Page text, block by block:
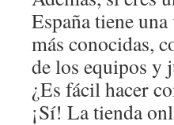
España tiene
más conocidas,
de los equipos y
¿Es fácil hacer
¡Sí! La tienda